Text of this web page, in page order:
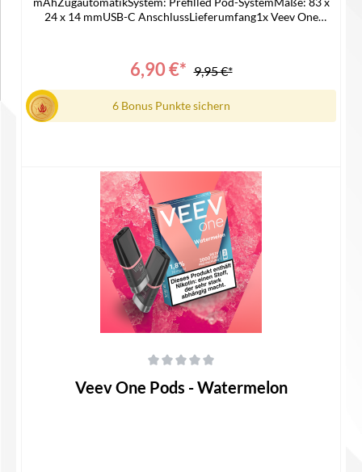
24 x 14 mmUSB-C AnschlussLieferumfang1x Veev One
6,90 €* 9,95 €*
6 Bonus Punkte sichern
In den Warenkorb
Veev One Pods - Watermelon